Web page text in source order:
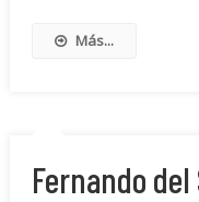
Más...
Fernando